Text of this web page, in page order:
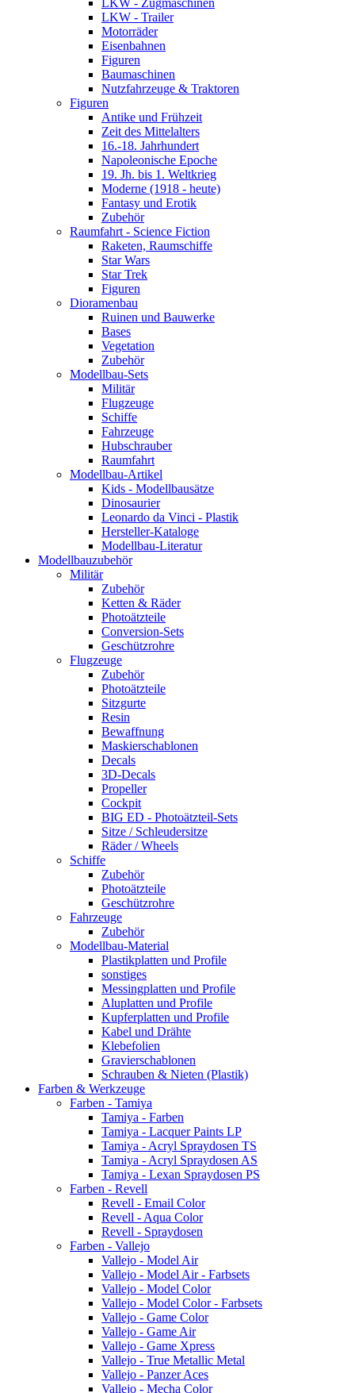
LKW - Zugmaschinen
LKW - Trailer
Motorräder
Eisenbahnen
Figuren
Baumaschinen
Nutzfahrzeuge & Traktoren
Figuren
Antike und Frühzeit
Zeit des Mittelalters
16.-18. Jahrhundert
Napoleonische Epoche
19. Jh. bis 1. Weltkrieg
Moderne (1918 - heute)
Fantasy und Erotik
Zubehör
Raumfahrt - Science Fiction
Raketen, Raumschiffe
Star Wars
Star Trek
Figuren
Dioramenbau
Ruinen und Bauwerke
Bases
Vegetation
Zubehör
Modellbau-Sets
Militär
Flugzeuge
Schiffe
Fahrzeuge
Hubschrauber
Raumfahrt
Modellbau-Artikel
Kids - Modellbausätze
Dinosaurier
Leonardo da Vinci - Plastik
Hersteller-Kataloge
Modellbau-Literatur
Modellbauzubehör
Militär
Zubehör
Ketten & Räder
Photoätzteile
Conversion-Sets
Geschützrohre
Flugzeuge
Zubehör
Photoätzteile
Sitzgurte
Resin
Bewaffnung
Maskierschablonen
Decals
3D-Decals
Propeller
Cockpit
BIG ED - Photoätzteil-Sets
Sitze / Schleudersitze
Räder / Wheels
Schiffe
Zubehör
Photoätzteile
Geschützrohre
Fahrzeuge
Zubehör
Modellbau-Material
Plastikplatten und Profile
sonstiges
Messingplatten und Profile
Aluplatten und Profile
Kupferplatten und Profile
Kabel und Drähte
Klebefolien
Gravierschablonen
Schrauben & Nieten (Plastik)
Farben & Werkzeuge
Farben - Tamiya
Tamiya - Farben
Tamiya - Lacquer Paints LP
Tamiya - Acryl Spraydosen TS
Tamiya - Acryl Spraydosen AS
Tamiya - Lexan Spraydosen PS
Farben - Revell
Revell - Email Color
Revell - Aqua Color
Revell - Spraydosen
Farben - Vallejo
Vallejo - Model Air
Vallejo - Model Air - Farbsets
Vallejo - Model Color
Vallejo - Model Color - Farbsets
Vallejo - Game Color
Vallejo - Game Air
Vallejo - Game Xpress
Vallejo - True Metallic Metal
Vallejo - Panzer Aces
Vallejo - Mecha Color